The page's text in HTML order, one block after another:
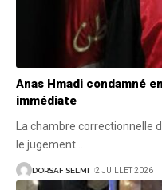
Anas Hmadi condamné
immédiate
La chambre correctionnelle
le jugement
DORSAF SELMI 2 JUILLET 2026